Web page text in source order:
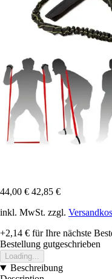
44,00 € 42,85 €
inkl. MwSt. zzgl.
+2,14 € für Ihre nächste
Bestellung gutgeschrieben
Loading...
Beschreibung